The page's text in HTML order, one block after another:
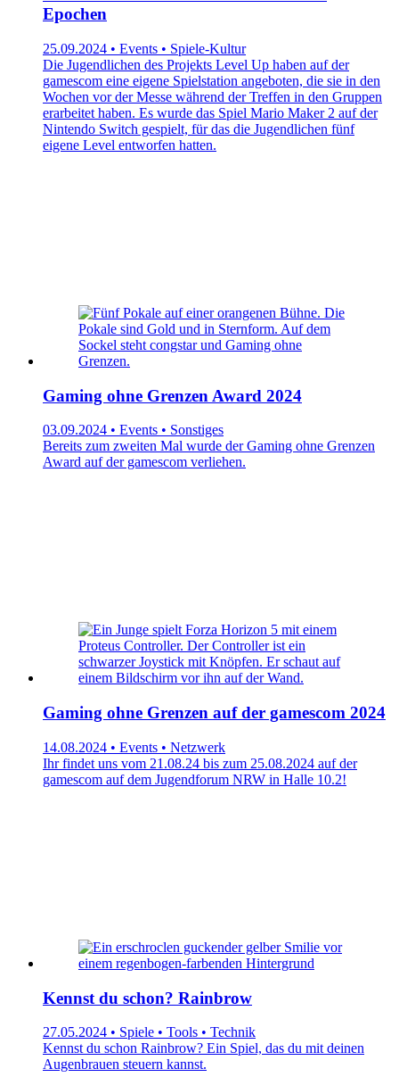
Epochen
25.09.2024 • Events • Spiele-Kultur
Die Jugendlichen des Projekts Level Up haben auf der
gamescom eine eigene Spielstation angeboten, die sie in den
Wochen vor der Messe während der Treffen in den Gruppen
erarbeitet haben. Es wurde das Spiel Mario Maker 2 auf der
Nintendo Switch gespielt, für das die Jugendlichen fünf
eigene Level entworfen hatten.
Gaming ohne Grenzen Award 2024
03.09.2024 • Events • Sonstiges
Bereits zum zweiten Mal wurde der Gaming ohne Grenzen
Award auf der gamescom verliehen.
Gaming ohne Grenzen auf der gamescom 2024
14.08.2024 • Events • Netzwerk
Ihr findet uns vom 21.08.24 bis zum 25.08.2024 auf der
gamescom auf dem Jugendforum NRW in Halle 10.2!
Kennst du schon? Rainbrow
27.05.2024 • Spiele • Tools • Technik
Kennst du schon Rainbrow? Ein Spiel, das du mit deinen
Augenbrauen steuern kannst.